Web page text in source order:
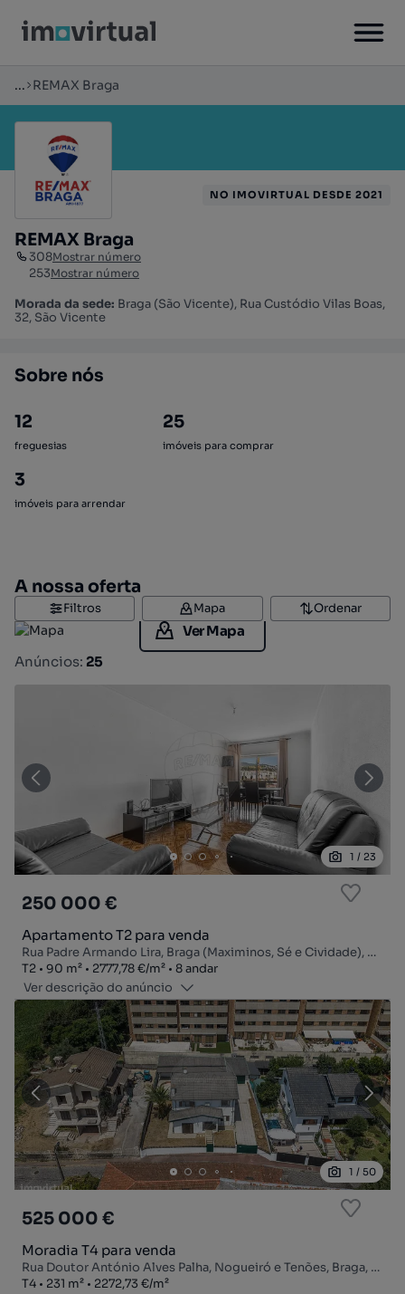
... REMAX Braga
REMAX Braga
308Mostrar número
253Mostrar número
Morada da sede: Braga (São Vicente), Rua Custódio Vilas Boas,
32, São Vicente
NO IMOVIRTUAL DESDE 2021
Sobre nós
12
freguesias
25
imóveis para comprar
3
imóveis para arrendar
A nossa oferta
Filtros Mapa Ordenar
Ver Mapa
Anúncios: 25
1 / 23
250 000 €
Apartamento T2 para venda
Rua Padre Armando Lira, Braga (Maximinos, Sé e Cividade), Braga, Braga
Tipologia
T2
Zona90 m²
Preço por metro quadrado
2777,78 €/m²
Andar
8 andar
Ver descrição do anúncio
1 / 50
525 000 €
Moradia T4 para venda
Rua Doutor António Alves Palha, Nogueiró e Tenões, Braga, Braga
Tipologia
T4
Zona231 m²
Preço por metro quadrado
2272,73 €/m²